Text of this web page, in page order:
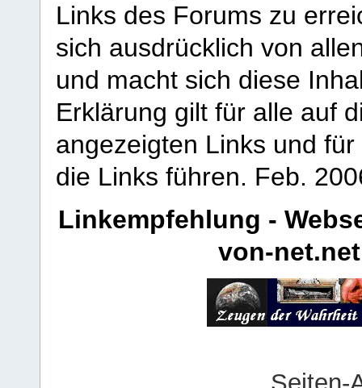
Links des Forums zu
sich ausdrücklich von
und macht sich diese
Erklärung gilt für alle auf
angezeigten Links und
die Links führen. Feb.
Linkempfehlung -
von-net.net